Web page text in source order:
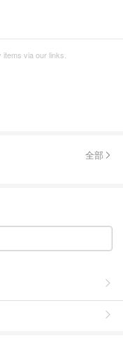
via our links.
全部